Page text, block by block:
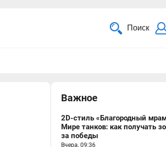
Поиск
Важное
2D-стиль «Благородный
Мире танков: как получать
за победы
Вчера, 09:36